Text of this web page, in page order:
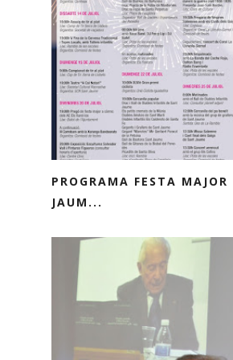
PROGRAMA FESTA
JAUM...